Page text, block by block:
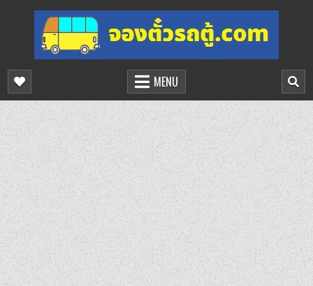
content
จองตั๋วรถตู้ออนไลน์
บริการจองตั๋วรถตู้ออนไลน์
MENU